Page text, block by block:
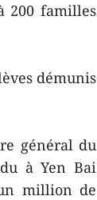
200 familles
démunis
général du
à Yen Bai
million de